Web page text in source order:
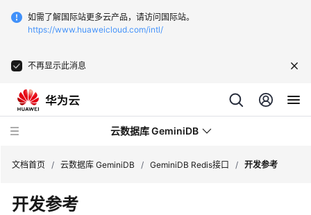
如需了解国际站更多云产品，请访问国际站。
https://www.huaweicloud.com/intl/
不再显示此消息
云数据库 GeminiDB
最
文档首页 / 云数据库 GeminiDB / GeminiDB Redis接口 / 开发参考
开发参考